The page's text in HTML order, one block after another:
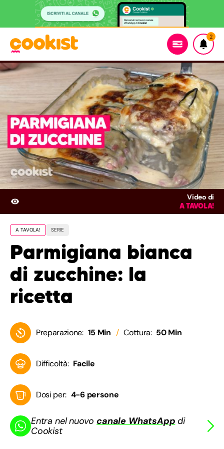
2
Video di
A TAVOLA!
A TAVOLA! SERIE
Parmigiana bianca
di zucchine: la
ricetta
Preparazione: 15 Min Cottura: 50 Min
Difficoltà: Facile
Dosi per: 4-6 persone
Entra nel nuovocanale WhatsApp di
Cookist